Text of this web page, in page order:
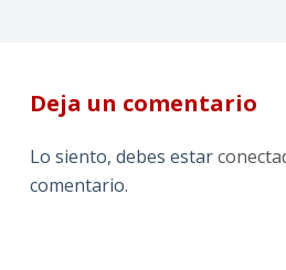
Deja un comentario
Lo siento, debes estar
comentario.